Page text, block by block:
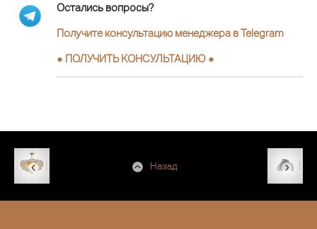
Остались вопросы?
Получите консультацию менеджера в Telegram
● ПОЛУЧИТЬ КОНСУЛЬТАЦИЮ ●
Назад